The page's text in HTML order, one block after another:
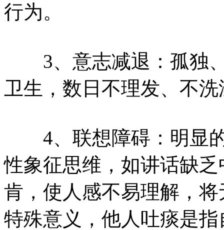
行为。
3、意志减退：孤独、
卫生，数日不理发、不
4、联想障碍：明显的
性象征思维，如讲话缺
肯，使人感不易理解，
特殊意义，他人吐痰是